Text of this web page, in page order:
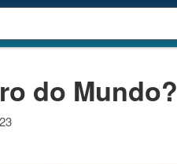
do Mundo?